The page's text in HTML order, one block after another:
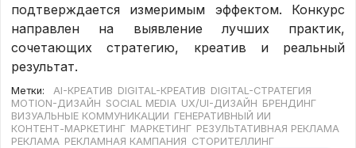
подтверждается измеримым эффектом. Конкурс
направлен на выявление лучших практик,
сочетающих стратегию, креатив и реальный
результат.
Метки: AI-КРЕАТИВ DIGITAL-КРЕАТИВ DIGITAL-СТРАТЕГИЯ
MOTION-ДИЗАЙН SOCIAL MEDIA UX/UI-ДИЗАЙН БРЕНДИНГ
ВИЗУАЛЬНЫЕ КОММУНИКАЦИИ ГЕНЕРАТИВНЫЙ ИИ
КОНТЕНТ-МАРКЕТИНГ МАРКЕТИНГ РЕЗУЛЬТАТИВНАЯ РЕКЛАМА
РЕКЛАМА РЕКЛАМНАЯ КАМПАНИЯ СТОРИТЕЛЛИНГ